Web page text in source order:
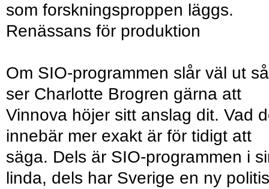
som forskningsproppen läggs.
Renässans för produktion
Om SIO-programmen slår väl ut så
ser Charlotte Brogren gärna att
Vinnova höjer sitt anslag dit. Vad
innebär mer exakt är för tidigt att
säga. Dels är SIO-programmen i
linda, dels har Sverige en ny